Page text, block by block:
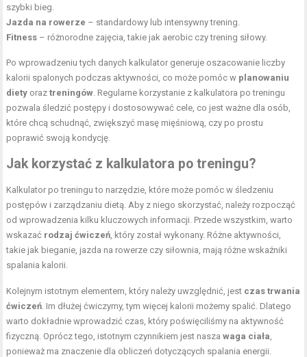
szybki bieg.
Jazda na rowerze – standardowy lub intensywny trening.
Fitness – różnorodne zajęcia, takie jak aerobic czy trening siłowy.
Po wprowadzeniu tych danych kalkulator generuje oszacowanie liczby
kalorii spalonych podczas aktywności, co może pomóc w planowaniu
diety oraztreningów . Regularne korzystanie z kalkulatora po treningu
pozwala śledzić postępy i dostosowywać cele, co jest ważne dla osób,
które chcą schudnąć, zwiększyć masę mięśniową, czy po prostu
poprawić swoją kondycję.
Jak korzystać z kalkulatora po treningu?
Kalkulator po treningu to narzędzie, które może pomóc w śledzeniu
postępów i zarządzaniu dietą. Aby z niego skorzystać, należy rozpocząć
od wprowadzenia kilku kluczowych informacji. Przede wszystkim, warto
wskazać rodzaj ćwiczeń , który został wykonany. Różne aktywności,
takie jak bieganie, jazda na rowerze czy siłownia, mają różne wskaźniki
spalania kalorii.
Kolejnym istotnym elementem, który należy uwzględnić, jest czas trwania
ćwiczeń . Im dłużej ćwiczymy, tym więcej kalorii możemy spalić. Dlatego
warto dokładnie wprowadzić czas, który poświęciliśmy na aktywność
fizyczną. Oprócz tego, istotnym czynnikiem jest naszawaga ciała
ponieważ ma znaczenie dla obliczeń dotyczących spalania energii.